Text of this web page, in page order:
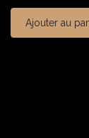
Ajouter au